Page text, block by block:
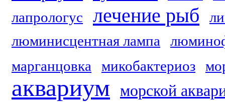
лапрологус
лечение рыб
люминисцентная лампа
марганцовка
микобактериоз
аквариум морской